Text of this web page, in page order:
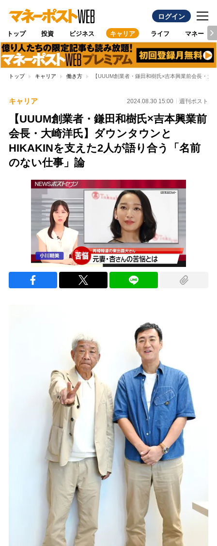
ログイン
トップ 投資 ビジネス キャリア ライフ マネー
トップ キャリア 働き方 【UUUM創業者・鎌田和樹氏×吉本興業前会長・
キャリア 2024.08.30 15:00 週刊ポスト
【UUUM創業者・鎌田和樹氏×吉本興業前
会長・大崎洋氏】ダウンタウンと
HIKAKINを支えた2人が語り合う「名前
のない仕事」論